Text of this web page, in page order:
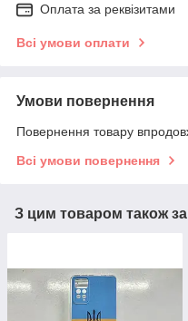
Оплата за реквізитами
Всі умови оплати
Умови повернення
Повернення товару
Всі умови повернення
З цим товаром також